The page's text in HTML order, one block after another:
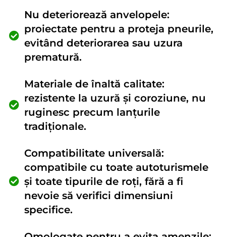
Nu deteriorează anvelopele:
proiectate pentru a proteja pneurile,
evitând deteriorarea sau uzura
prematură.
Materiale de înaltă calitate:
rezistente la uzură și coroziune, nu
ruginesc precum lanțurile
tradiționale.
Compatibilitate universală:
compatibile cu toate autoturismele
și toate tipurile de roți, fără a fi
nevoie să verifici dimensiuni
specifice.